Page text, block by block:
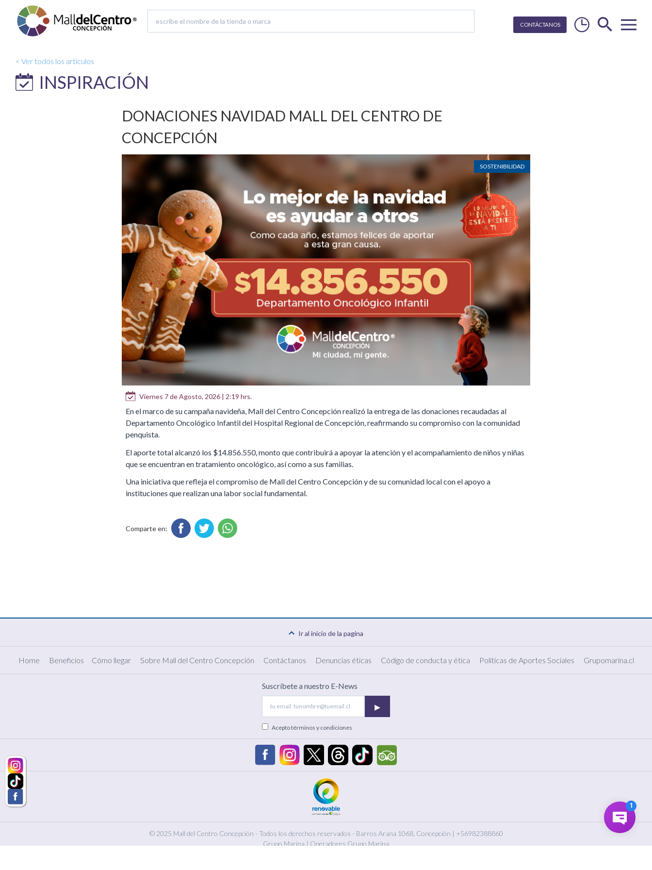
CONTÁCTANOS
< Ver todos los artículos
INSPIRACIÓN
DONACIONES NAVIDAD MALL DEL CENTRO DE
CONCEPCIÓN
SOSTENIBILIDAD
Viernes 7 de Agosto, 2026 | 2:19 hrs.
En el marco de su campaña navideña, Mall del Centro Concepción realizó la entrega de las donaciones recaudadas al
Departamento Oncológico Infantil del Hospital Regional de Concepción, reafirmando su compromiso con la comunidad
penquista.
El aporte total alcanzó los $14.856.550, monto que contribuirá a apoyar la atención y el acompañamiento de niños y niñas
que se encuentran en tratamiento oncológico, así como a sus familias.
Una iniciativa que refleja el compromiso de Mall del Centro Concepción y de su comunidad local con el apoyo a
instituciones que realizan una labor social fundamental.
Comparte en:
Ir al inicio de la pagina
Home Beneficios Cómo llegar Sobre Mall del Centro Concepción Contáctanos Denuncias éticas Código de conducta y ética Políticas de Aportes Sociales Grupomarina.cl
Suscríbete a nuestro E-News
▸
Aceptotérminos y condiciones
© 2025 Mall del Centro Concepción - Todos los derechos reservados - Barros Arana 1068, Concepción | +56982388860
Grupo Marina | Operadores Grupo Marina